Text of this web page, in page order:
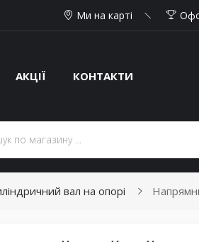
Ми на карті
АКЦІЇ КОНТАКТИ
вал на опорі